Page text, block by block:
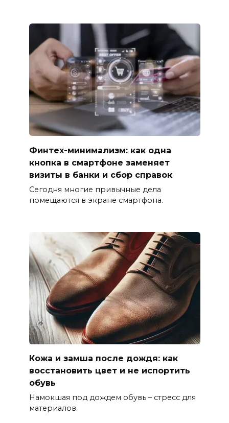
Финтех-минимализм: как одна
кнопка в смартфоне заменяет
визиты в банки и сбор справок
Сегодня многие привычные дела
помещаются в экране смартфона.
Кожа и замша после дождя: как
восстановить цвет и не испортить
обувь
Намокшая под дождем обувь – стресс для
материалов.